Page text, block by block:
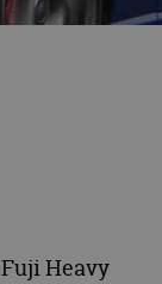
Heavy